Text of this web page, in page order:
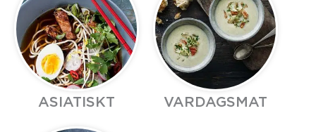
ASIATISKT VARDAGSMAT